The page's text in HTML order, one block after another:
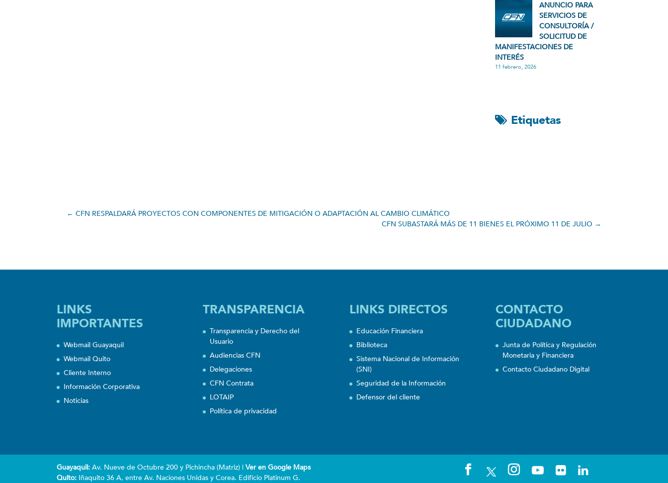
ANUNCIO PARA
SERVICIOS DE
CONSULTORÍA /
SOLICITUD DE
MANIFESTACIONES DE
INTERÉS
11 febrero, 2026
Etiquetas
←CFN RESPALDARÁ PROYECTOS CON COMPONENTES DE MITIGACIÓN O ADAPTACIÓN AL CAMBIO CLIMÁTICO
CFN SUBASTARÁ MÁS DE 11 BIENES EL PRÓXIMO 11 DE JULIO →
LINKS
IMPORTANTES
Webmail Guayaquil
Webmail Quito
Cliente Interno
Información Corporativa
Noticias
TRANSPARENCIA
Transparencia y Derecho del
Usuario
Audiencias CFN
Delegaciones
CFN Contrata
LOTAIP
Política de privacidad
LINKS DIRECTOS
Educación Financiera
Biblioteca
Sistema Nacional de Información
(SNI)
Seguridad de la Información
Defensor del cliente
CONTACTO
CIUDADANO
Junta de Política y Regulación
Monetaria y Financiera
Contacto Ciudadano Digital
Guayaquil: Av. Nueve de Octubre 200 y Pichincha (Matriz) | Ver en Google Maps
Quito: Iñaquito 36 A, entre Av. Naciones Unidas y Corea. Edificio Platinum G.